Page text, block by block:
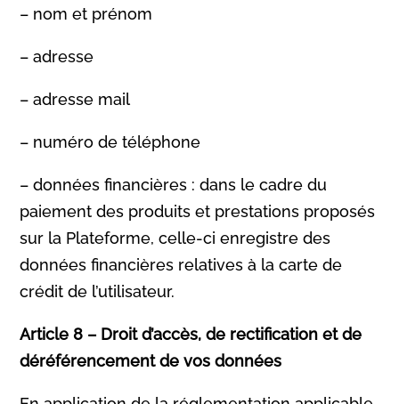
– nom et prénom
– adresse
– adresse mail
– numéro de téléphone
– données financières : dans le cadre du
paiement des produits et prestations proposés
sur la Plateforme, celle-ci enregistre des
données financières relatives à la carte de
crédit de l’utilisateur.
Article 8 – Droit d’accès, de rectification et de
déréférencement de vos données